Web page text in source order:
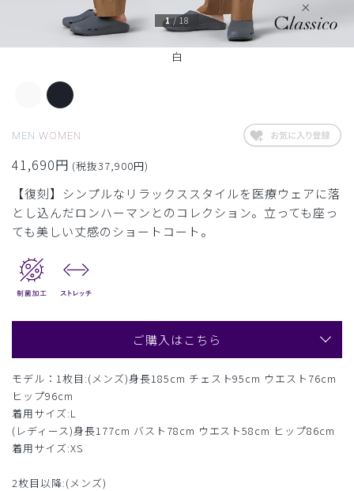
白
1/18
MEN WOMEN
41,690円 (税抜37,900円)
【復刻】シンプルなリラックススタイルを医療ウェアに落
とし込んだロンハーマンとのコレクション。立っても座っ
ても美しい丈感のショートコート。
ご購入はこちら
モデル：1枚目:(メンズ)身長185cm チェスト95cm ウエスト76cm
ヒップ96cm
着用サイズ:L
(レディース)身長177cm バスト78cm ウエスト58cm ヒップ86cm
着用サイズ:XS
2枚目以降:(メンズ)